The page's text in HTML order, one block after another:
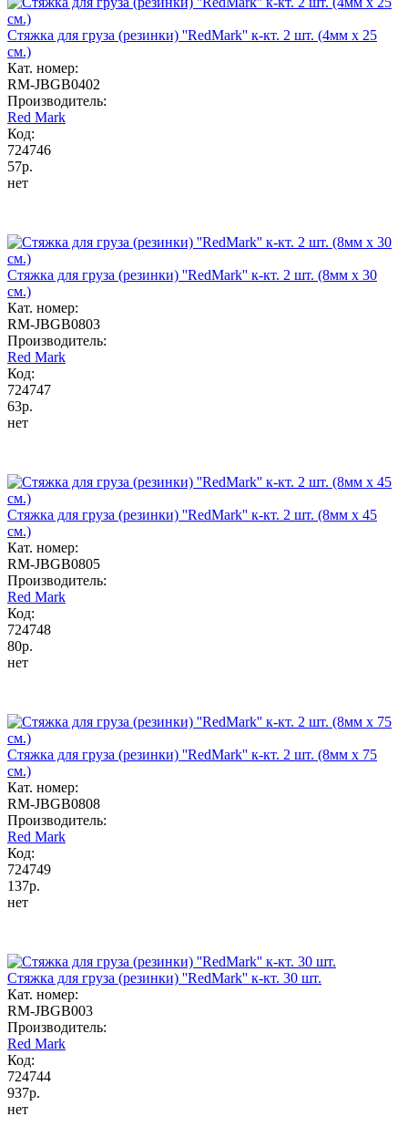
Стяжка для груза (резинки) ''RedMark'' к-кт. 2 шт. (4мм х 25
cм.)
Кат. номер:
RM-JBGB0402
Производитель:
Red Mark
Код:
724746
57р.
нет
Стяжка для груза (резинки) ''RedMark'' к-кт. 2 шт. (8мм х 30
cм.)
Кат. номер:
RM-JBGB0803
Производитель:
Red Mark
Код:
724747
63р.
нет
Стяжка для груза (резинки) ''RedMark'' к-кт. 2 шт. (8мм х 45
cм.)
Кат. номер:
RM-JBGB0805
Производитель:
Red Mark
Код:
724748
80р.
нет
Стяжка для груза (резинки) ''RedMark'' к-кт. 2 шт. (8мм х 75
cм.)
Кат. номер:
RM-JBGB0808
Производитель:
Red Mark
Код:
724749
137р.
нет
Стяжка для груза (резинки) ''RedMark'' к-кт. 30 шт.
Кат. номер:
RM-JBGB003
Производитель:
Red Mark
Код:
724744
937р.
нет